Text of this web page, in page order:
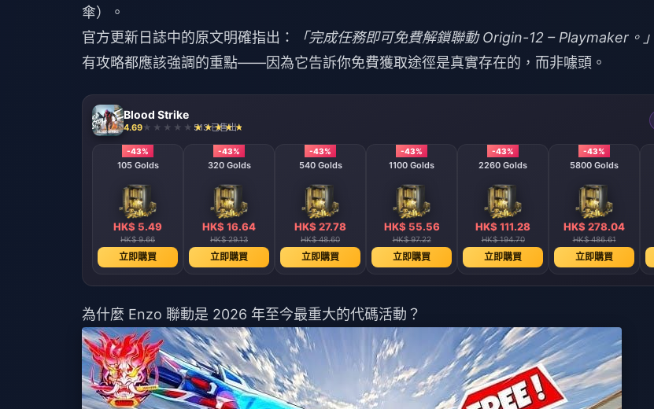
傘）。
官方更新日誌中的原文明確指出：
「完成任務即可免費解鎖聯動 Origin-12 – Playmaker。」
有攻略都應該強調的重點——因為它告訴你免費獲取途徑是真實存在的，而非噱頭。
Blood Strike
4.69 513 已售出
-43%
105 Golds
HK$ 5.49
HK$ 9.66
立即購買
-43%
320 Golds
HK$ 16.64
HK$ 29.13
立即購買
-43%
540 Golds
HK$ 27.78
HK$ 48.60
立即購買
-43%
1100 Golds
HK$ 55.56
HK$ 97.22
立即購買
-43%
2260 Golds
HK$ 111.28
HK$ 194.70
立即購買
-43%
5800 Golds
HK$ 278.04
HK$ 486.61
立即購買
為什麼 Enzo 聯動是 2026 年至今最重大的代碼活動？